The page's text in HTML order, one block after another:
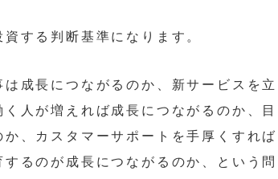
する判断基準になります。
成長につながるのか、新サービスを立
人が増えれば成長につながるのか、目
、カスタマーサポートを手厚くすれば
るのが成長につながるのか、という問